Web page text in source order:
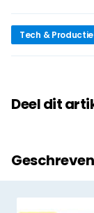
Tech & Productie
Deel dit